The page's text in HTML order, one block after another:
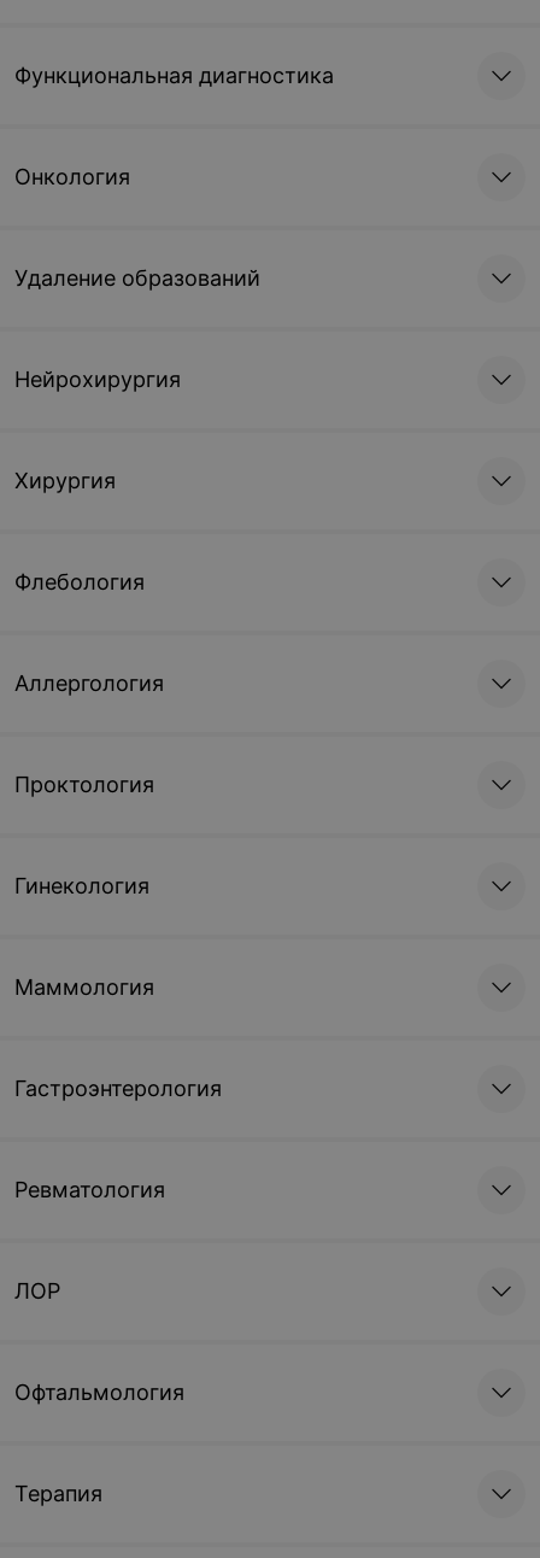
Функциональная диагностика
Онкология
Удаление образований
Нейрохирургия
Хирургия
Флебология
Аллергология
Проктология
Гинекология
Маммология
Гастроэнтерология
Ревматология
ЛОР
Офтальмология
Терапия